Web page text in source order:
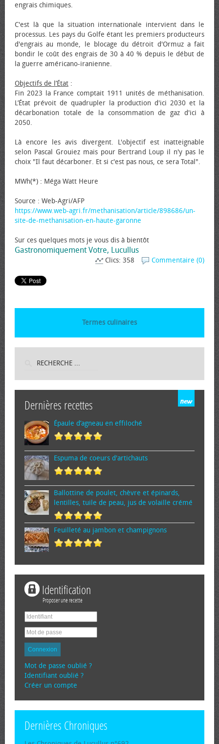
engrais chimiques.
C'est là que la situation internationale intervient dans le
processus. Les pays du Golfe étant les premiers producteurs
d'engrais au monde, le blocage du détroit d'Ormuz a fait
bondir le coût des engrais de 30 à 40 % depuis le début de
la guerre américano-iranienne.
Objectifs de l’État :
Fin 2023 la France comptait 1911 unités de méthanisation.
L’État prévoit de quadrupler la production d'ici 2030 et la
décarbonation totale de la consommation de gaz d'ici à
2050.
Là encore les avis divergent. L'objectif est inatteignable
selon Pascal Grouiez mais pour Bertrand Loup il n'y pas le
choix "Il faut décarboner. Et si c'est pas nous, ce sera Total".
MWh(*) : Méga Watt Heure
Source : Web-Agri/AFP
https://www.web-agri.fr/methanisation/article/898686/un-
site-de-methanisation-en-haute-garonne
Sur ces quelques mots je vous dis à bientôt
Gastronomiquement Votre, Lucullus
Commentaire (0)
Clics: 358
Termes culinaires
Dernières recettes
Épaule d’agneau en effiloché
Espuma de cœurs d'artichauts
Ballottine de poulet, chèvre et épinards,
lentilles, tuile de peau, jus de volaille crémé
Feuilleté au jambon et champignons
Identification
Proposer une recette
Connexion
Mot de passe oublié ?
Identifiant oublié ?
Créer un compte
Dernières Chroniques